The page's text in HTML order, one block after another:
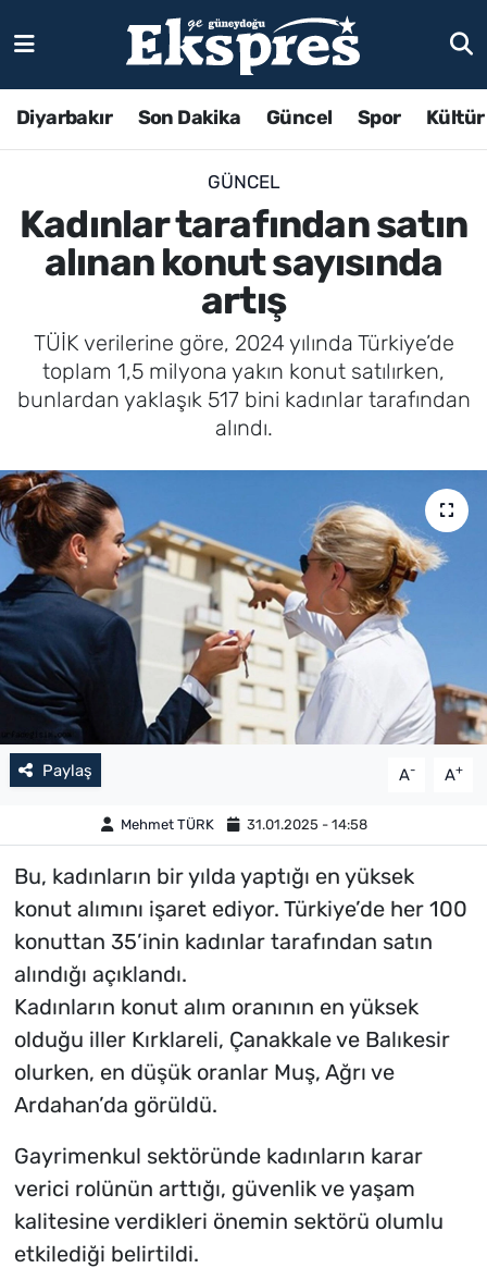
Diyarbakır Son Dakika Güncel Spor
GÜNCEL
Kadınlar tarafından satın
alınan konut sayısında
artış
TÜİK verilerine göre, 2024 yılında Türkiye’de
toplam 1,5 milyona yakın konut satılırken,
bunlardan yaklaşık 517 bini kadınlar tarafından
alındı.
Paylaş A- A+
Mehmet TÜRK 31.01.2025 - 14:58
Bu, kadınların bir yılda yaptığı en yüksek
konut alımını işaret ediyor. Türkiye’de her 100
konuttan 35’inin kadınlar tarafından satın
alındığı açıklandı.
Kadınların konut alım oranının en yüksek
olduğu iller Kırklareli, Çanakkale ve Balıkesir
olurken, en düşük oranlar Muş, Ağrı ve
Ardahan’da görüldü.
Gayrimenkul sektöründe kadınların karar
verici rolünün arttığı, güvenlik ve yaşam
kalitesine verdikleri önemin sektörü olumlu
etkilediği belirtildi.